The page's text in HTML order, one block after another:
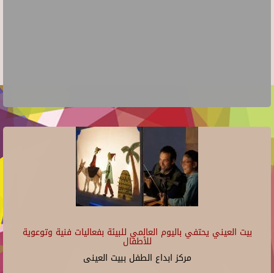
بيت العيني يحتفي باليوم العالمي للبيئة بفعاليات فنية وتوعوية
للأطفال
مركز ابداع الطفل ببيت العينى